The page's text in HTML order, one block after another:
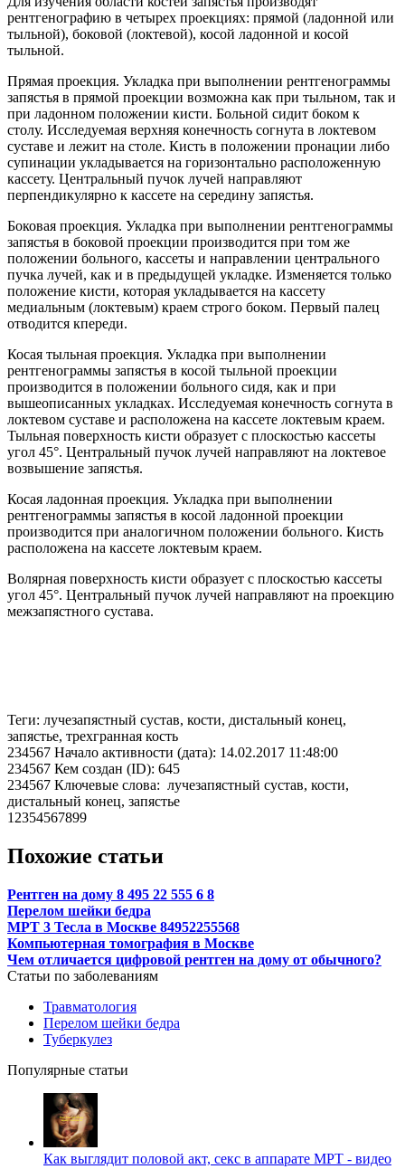
рентгенографию в четырех проекциях: прямой (ладонной или
тыльной), боковой (локтевой), косой ладонной и косой
тыльной.
Прямая проекция. Укладка при выполнении рентгенограммы
запястья в прямой проекции возможна как при тыльном, так и
при ладонном положении кисти. Больной сидит боком к
столу. Исследуемая верхняя конечность согнута в локтевом
суставе и лежит на столе. Кисть в положении пронации либо
супинации укладывается на горизонтально расположенную
кассету. Центральный пучок лучей направляют
перпендикулярно к кассете на середину запястья.
Боковая проекция. Укладка при выполнении рентгенограммы
запястья в боковой проекции производится при том же
положении больного, кассеты и направлении центрального
пучка лучей, как и в предыдущей укладке. Изменяется только
положение кисти, которая укладывается на кассету
медиальным (локтевым) краем строго боком. Первый палец
отводится кпереди.
Косая тыльная проекция. Укладка при выполнении
рентгенограммы запястья в косой тыльной проекции
производится в положении больного сидя, как и при
вышеописанных укладках. Исследуемая конечность согнута в
локтевом суставе и расположена на кассете локтевым краем.
Тыльная поверхность кисти образует с плоскостью кассеты
угол 45°. Центральный пучок лучей направляют на локтевое
возвышение запястья.
Косая ладонная проекция. Укладка при выполнении
рентгенограммы запястья в косой ладонной проекции
производится при аналогичном положении больного. Кисть
расположена на кассете локтевым краем.
Волярная поверхность кисти образует с плоскостью кассеты
угол 45°. Центральный пучок лучей направляют на проекцию
межзапястного сустава.
Теги: лучезапястный сустав, кости, дистальный конец,
запястье, трехгранная кость
234567 Начало активности (дата): 14.02.2017 11:48:00
234567 Кем создан (ID): 645
234567 Ключевые слова: лучезапястный сустав, кости,
дистальный конец, запястье
12354567899
Похожие статьи
Рентген на дому 8 495 22 555 6 8
Перелом шейки бедра
МРТ 3 Тесла в Москве 84952255568
Компьютерная томография в Москве
Чем отличается цифровой рентген на дому от обычного?
Статьи по заболеваниям
Травматология
Перелом шейки бедра
Туберкулез
Популярные статьи
Как выглядит половой акт, секс в аппарате МРТ - видео